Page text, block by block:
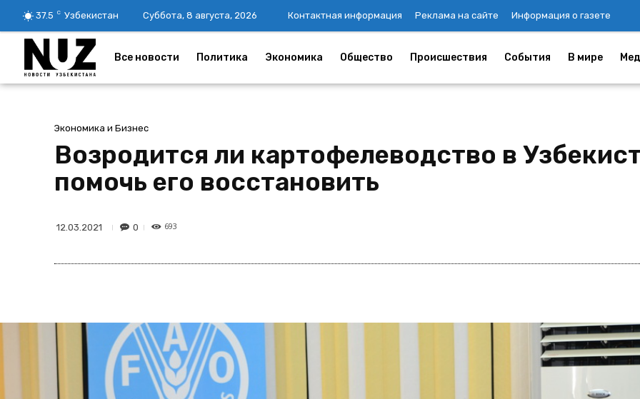
37.5 C Узбекистан Суббота, 8 августа, 2026 Контактная информация Реклама на сайте Информация о газете
Все новости Политика Экономика Общество Происшествия События В мире
Экономика и Бизнес
Возродится ли картофелеводство в
помочь его восстановить
12.03.2021 0 693